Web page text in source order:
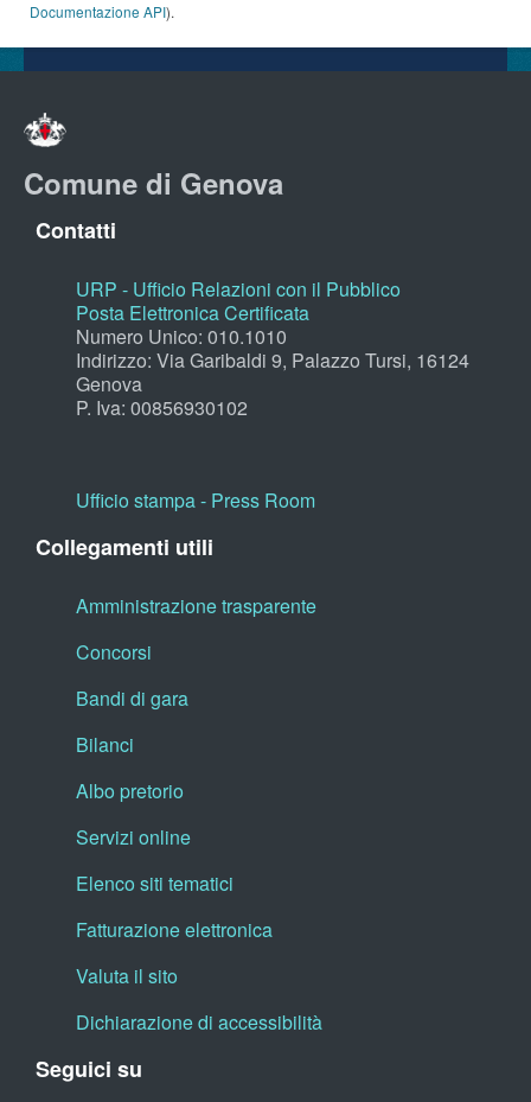
Documentazione API).
Comune di Genova
Contatti
URP - Ufficio Relazioni con il Pubblico
Posta Elettronica Certificata
Numero Unico: 010.1010
Indirizzo: Via Garibaldi 9, Palazzo Tursi, 16124
Genova
P. Iva: 00856930102
Ufficio stampa - Press Room
Collegamenti utili
Amministrazione trasparente
Concorsi
Bandi di gara
Bilanci
Albo pretorio
Servizi online
Elenco siti tematici
Fatturazione elettronica
Valuta il sito
Dichiarazione di accessibilità
Seguici su